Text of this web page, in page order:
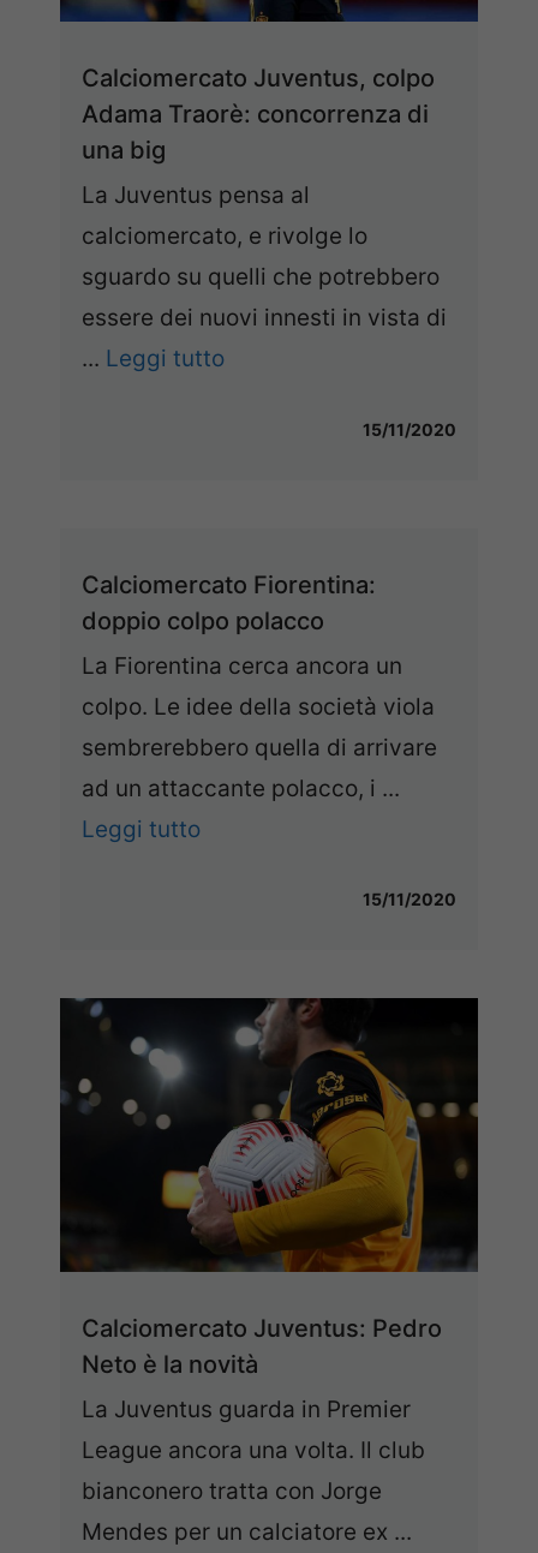
Calciomercato Juventus, colpo
Adama Traorè: concorrenza di
una big
La Juventus pensa al
calciomercato, e rivolge lo
sguardo su quelli che potrebbero
essere dei nuovi innesti in vista di
... Leggi tutto
15/11/2020
Calciomercato Fiorentina:
doppio colpo polacco
La Fiorentina cerca ancora un
colpo. Le idee della società viola
sembrerebbero quella di arrivare
ad un attaccante polacco, i ...
Leggi tutto
15/11/2020
Calciomercato Juventus: Pedro
Neto è la novità
La Juventus guarda in Premier
League ancora una volta. Il club
bianconero tratta con Jorge
Mendes per un calciatore ex ...